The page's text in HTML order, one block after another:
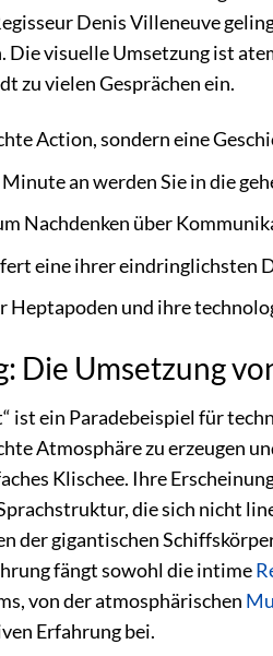
Denis Villeneuve
visuelle Umsetzung ist
zu vielen Gesprächen ein.
Action, sondern eine
an werden Sie in die
Nachdenken über
eine ihrer eindringlichsten
Heptapoden und ihre
Die Umsetzung
ist ein Paradebeispiel für
Atmosphäre zu erzeugen
Klischee. Ihre
die sich nicht
gigantischen
fängt sowohl die intime
von der atmosphärischen
Erfahrung bei.